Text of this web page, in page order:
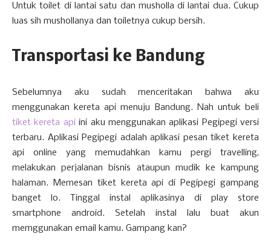
Untuk toilet di lantai satu dan musholla di lantai dua. Cukup
luas sih mushollanya dan toiletnya cukup bersih.
Transportasi ke Bandung
Sebelumnya aku sudah menceritakan bahwa aku
menggunakan kereta api menuju Bandung. Nah untuk beli
tiket kereta apiini aku menggunakan aplikasi Pegipegi versi
terbaru. Aplikasi Pegipegi adalah aplikasi pesan tiket kereta
api online yang memudahkan kamu pergi travelling,
melakukan perjalanan bisnis ataupun mudik ke kampung
halaman. Memesan tiket kereta api di Pegipegi gampang
banget lo. Tinggal instal aplikasinya di play store
smartphone android. Setelah instal lalu buat akun
memggunakan email kamu. Gampang kan?